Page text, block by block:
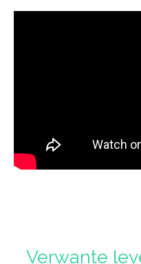
Verwante